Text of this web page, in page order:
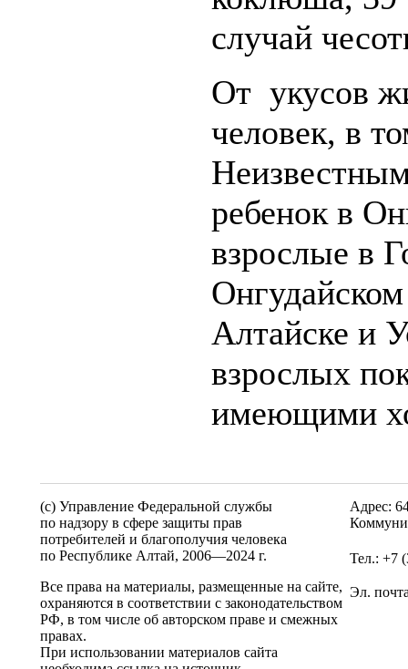
случай
От укусов
человек, в
ребенок в
взрослые в
Алтайске и
взрослых
имеющими
(c) Управление Федеральной службы
по надзору в сфере защиты прав
потребителей и благополучия человека
по Республике Алтай, 2006—2024 г.
Все права на материалы, размещенные на сайте,
охраняются в соответствии с законодательством
РФ, в том числе об авторском праве и смежных
правах.
При использовании материалов сайта
Адрес:
Тел.: +7
Эл.